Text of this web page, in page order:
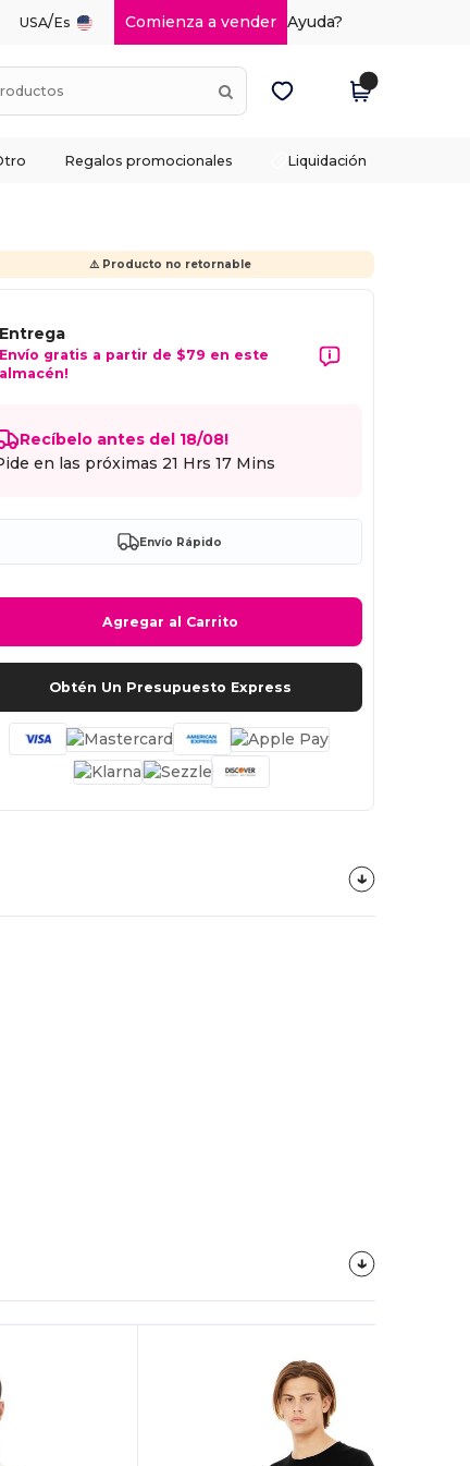
USA/Es Comienza a vender Ayuda?
Regalos promocionales Liquidación
⚠️ Producto no retornable
Entrega
Envío gratis a partir de $79 en este
almacén!
Recíbelo antes del 18/08!
en las próximas 21 Hrs 17 Mins
Envío Rápido
Agregar al Carrito
Obtén Un Presupuesto Express